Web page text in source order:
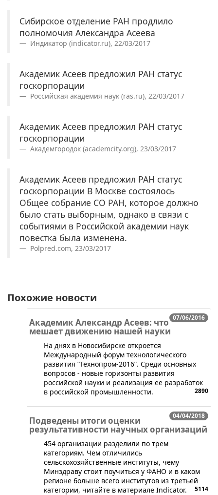
Сибирское отделение РАН продлило
полномочия Александра Асеева
Индикатор (indicator.ru), 22/03/2017
Академик Асеев предложил РАН статус
госкорпорации
Российская академия наук (ras.ru), 22/03/2017
Академик Асеев предложил РАН статус
госкорпорации
Академгородок (academcity.org), 23/03/2017
Академик Асеев предложил РАН статус
госкорпорации В Москве состоялось
Общее собрание СО РАН, которое должно
было стать выборным, однако в связи с
событиями в Российской академии наук
повестка была изменена.
Polpred.com, 23/03/2017
Похожие новости
07/06/2016
Академик Александр Асеев: что
мешает движению нашей науки
На днях в Новосибирске откроется
Международный форум технологического
развития “Технопром-2016”. Среди основных
вопросов - новые горизонты развития
российской науки и реализация ее разработок
в российской промышленности.
2890
04/04/2018
Подведены итоги оценки
результативности научных организаций
454 организации разделили по трем
категориям. Чем отличились
сельскохозяйственные институты, чему
Минздраву стоит поучиться у ФАНО и в каком
регионе больше всего институтов из третьей
категории, читайте в материале Indicator.
5114